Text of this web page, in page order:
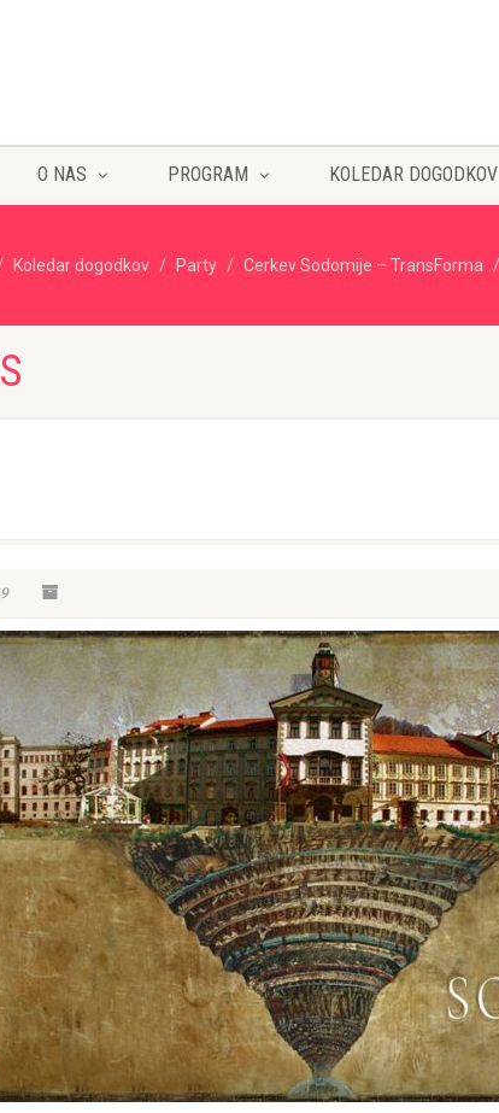
O NAS PROGRAM KOLEDAR DOGODKOV
Koledar dogodkov Party Cerkev Sodomije – TransForma